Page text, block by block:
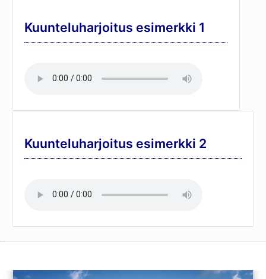
Kuunteluharjoitus esimerkki 1
Kuunteluharjoitus esimerkki 2